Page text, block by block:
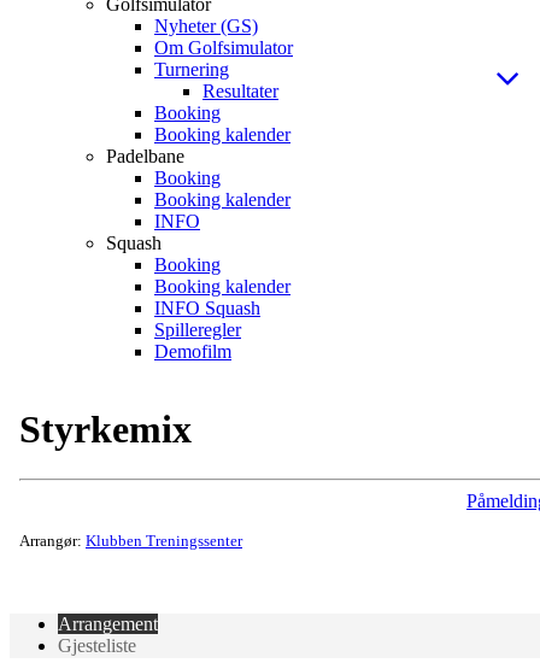
Golfsimulator
Nyheter (GS)
Om Golfsimulator
Turnering
Resultater
Booking
Booking kalender
Padelbane
Booking
Booking kalender
INFO
Squash
Booking
Booking kalender
INFO Squash
Spilleregler
Demofilm
Styrkemix
Arrangør: Klubben Treningssenter
Arrangement
Gjesteliste